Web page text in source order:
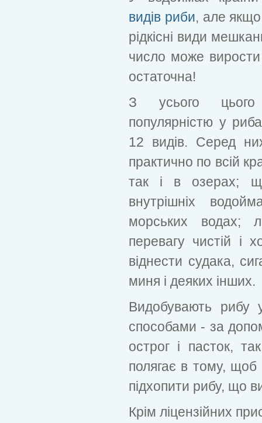
видів риби, але якщо
рідкісні види
число може
остаточна!
З усього цього
популярністю у
12 видів. Серед
практично по всій
так і в озерах;
внутрішніх
морських водах;
перевагу чистій і
віднести судака,
миня і деяких інших.
Видобувають рибу
способами - за
острог і пасток,
полягає в тому, щоб
підхопити рибу, що
Крім ліцензійних